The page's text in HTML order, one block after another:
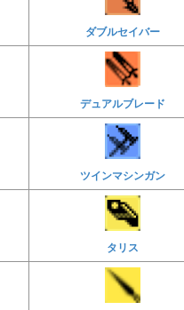
ダブルセイバー
デュアルブレード
ツインマシンガン
タリス